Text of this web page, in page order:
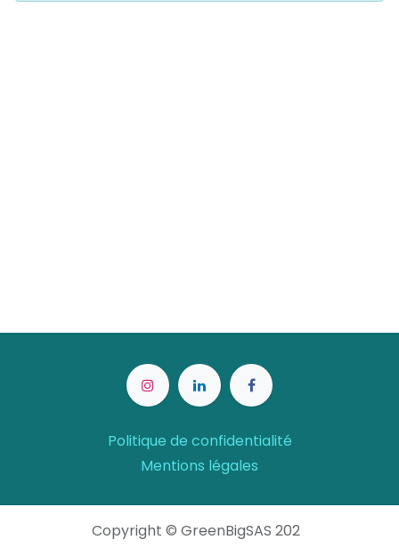
Politique de confidentialité
Mentions légales
Copyright © GreenBigSAS 202